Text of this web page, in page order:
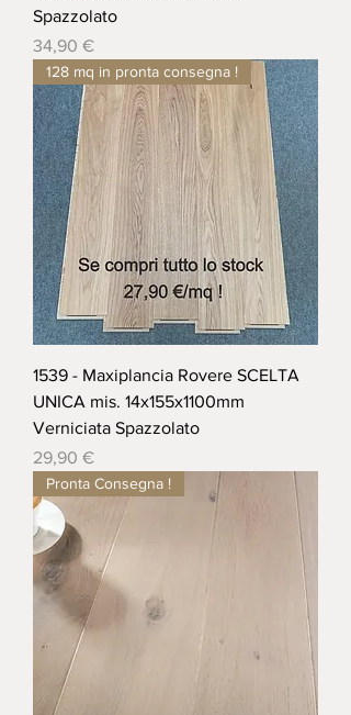
Spazzolato
Prezzo
34,90 €
128 mq in pronta consegna !
1539 - Maxiplancia Rovere SCELTA
UNICA mis. 14x155x1100mm
Verniciata Spazzolato
Prezzo
29,90 €
Pronta Consegna !